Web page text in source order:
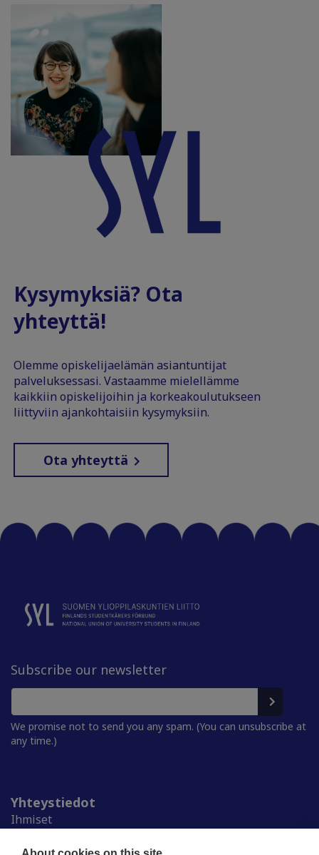
Kysymyksiä? Ota
yhteyttä!
Olemme opiskelijaelämän asiantuntijat
palveluksessasi. Vastaamme mielellämme
kaikkiin opiskelijoihin ja korkeakoulutukseen
liittyviin ajankohtaisiin kysymyksiin.
Ota yhteyttä
Subscribe our newsletter
We promise not to send you any spam. (You can unsubscribe at
any time.)
Yhteystiedot
Ihmiset